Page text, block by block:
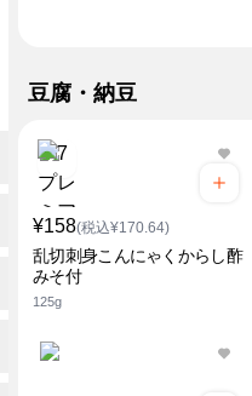
豆腐・納豆
¥158(税込¥170.64)
乱切刺身こんにゃくからし酢
みそ付
125g